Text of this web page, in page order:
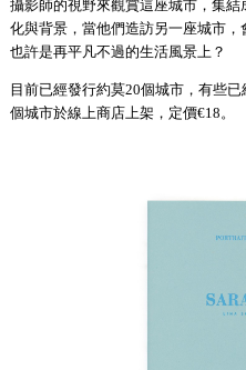
攝影師的視野來觀賞這座城市，集
化與背景，當他們造訪另一座城市
也許是再平凡不過的生活風景上？
目前已經發行約莫20個城市，有些
個城市於線上商店上架，定價€18。